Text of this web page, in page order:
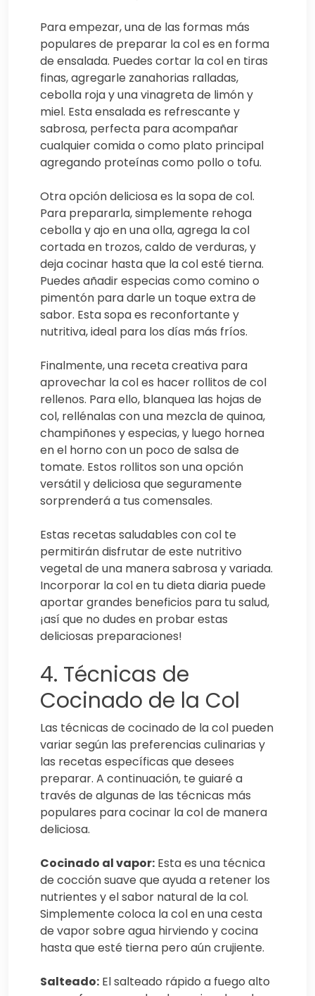
Para empezar, una de las formas más
populares de preparar la col es en forma
de ensalada. Puedes cortar la col en tiras
finas, agregarle zanahorias ralladas,
cebolla roja y una vinagreta de limón y
miel. Esta ensalada es refrescante y
sabrosa, perfecta para acompañar
cualquier comida o como plato principal
agregando proteínas como pollo o tofu.
Otra opción deliciosa es la sopa de col.
Para prepararla, simplemente rehoga
cebolla y ajo en una olla, agrega la col
cortada en trozos, caldo de verduras, y
deja cocinar hasta que la col esté tierna.
Puedes añadir especias como comino o
pimentón para darle un toque extra de
sabor. Esta sopa es reconfortante y
nutritiva, ideal para los días más fríos.
Finalmente, una receta creativa para
aprovechar la col es hacer rollitos de col
rellenos. Para ello, blanquea las hojas de
col, rellénalas con una mezcla de quinoa,
champiñones y especias, y luego hornea
en el horno con un poco de salsa de
tomate. Estos rollitos son una opción
versátil y deliciosa que seguramente
sorprenderá a tus comensales.
Estas recetas saludables con col te
permitirán disfrutar de este nutritivo
vegetal de una manera sabrosa y variada.
Incorporar la col en tu dieta diaria puede
aportar grandes beneficios para tu salud,
¡así que no dudes en probar estas
deliciosas preparaciones!
4. Técnicas de
Cocinado de la Col
Las técnicas de cocinado de la col pueden
variar según las preferencias culinarias y
las recetas específicas que desees
preparar. A continuación, te guiaré a
través de algunas de las técnicas más
populares para cocinar la col de manera
deliciosa.
Cocinado al vapor: Esta es una técnica
de cocción suave que ayuda a retener los
nutrientes y el sabor natural de la col.
Simplemente coloca la col en una cesta
de vapor sobre agua hirviendo y cocina
hasta que esté tierna pero aún crujiente.
Salteado: El salteado rápido a fuego alto